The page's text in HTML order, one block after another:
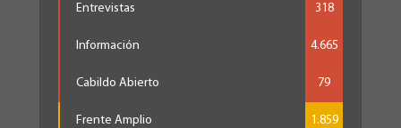
Entrevistas 318
Información 4.665
Cabildo Abierto 79
Frente Amplio 1.859